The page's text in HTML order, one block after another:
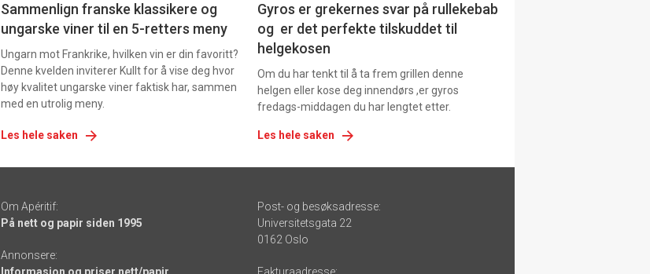
Sammenlign franske klassikere og
ungarske viner til en 5-retters meny
Ungarn mot Frankrike, hvilken vin er din favoritt?
Denne kvelden inviterer Kullt for å vise deg hvor
høy kvalitet ungarske viner faktisk har, sammen
med en utrolig meny.
Les hele saken
Gyros er grekernes svar på rullekebab
og er det perfekte tilskuddet til
helgekosen
Om du har tenkt til å ta frem grillen denne
helgen eller kose deg innendørs ,er gyros
fredags-middagen du har lengtet etter.
Les hele saken
Om Apéritif:
På nett og papir siden 1995
Annonsere:
Post- og besøksadresse:
Universitetsgata 22
0162 Oslo